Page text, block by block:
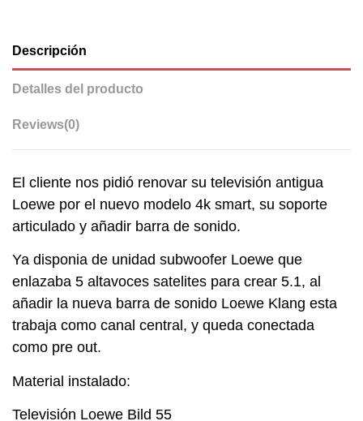
Descripción
Detalles del producto
Reviews(0)
El cliente nos pidió renovar su televisión antigua
Loewe por el nuevo modelo 4k smart, su soporte
articulado y añadir barra de sonido.
Ya disponia de unidad subwoofer Loewe que
enlazaba 5 altavoces satelites para crear 5.1, al
añadir la nueva barra de sonido Loewe Klang esta
trabaja como canal central, y queda conectada
como pre out.
Material instalado:
Televisión Loewe Bild 55